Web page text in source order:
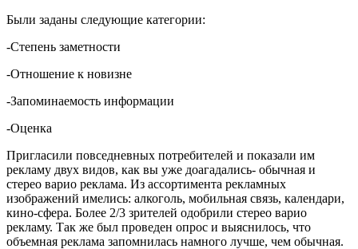
Были заданы следующие категории:
-Степень заметности
-Отношение к новизне
-Запоминаемость информации
-Оценка
Пригласили повседневных потребителей и показали им
рекламу двух видов, как вы уже доагадались- обычная и
стерео варио реклама. Из ассортимента рекламных
изображений имелись: алкоголь, мобильная связь, календари,
кино-сфера. Более 2/3 зрителей одобрили стерео варио
рекламу. Так же был проведен опрос и выяснилось, что
объемная реклама запомнилась намного лучше, чем обычная.